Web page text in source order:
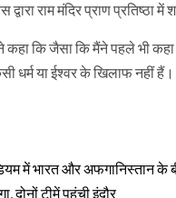
द्वारा राम मंदिर प्राण
ने कहा कि जैसा कि मैंने पहले भी
धर्म या ईश्वर के खिलाफ नहीं हैं।
में भारत और अफगानिस्तान के
दोनों टीमें पहुंची इंदौर